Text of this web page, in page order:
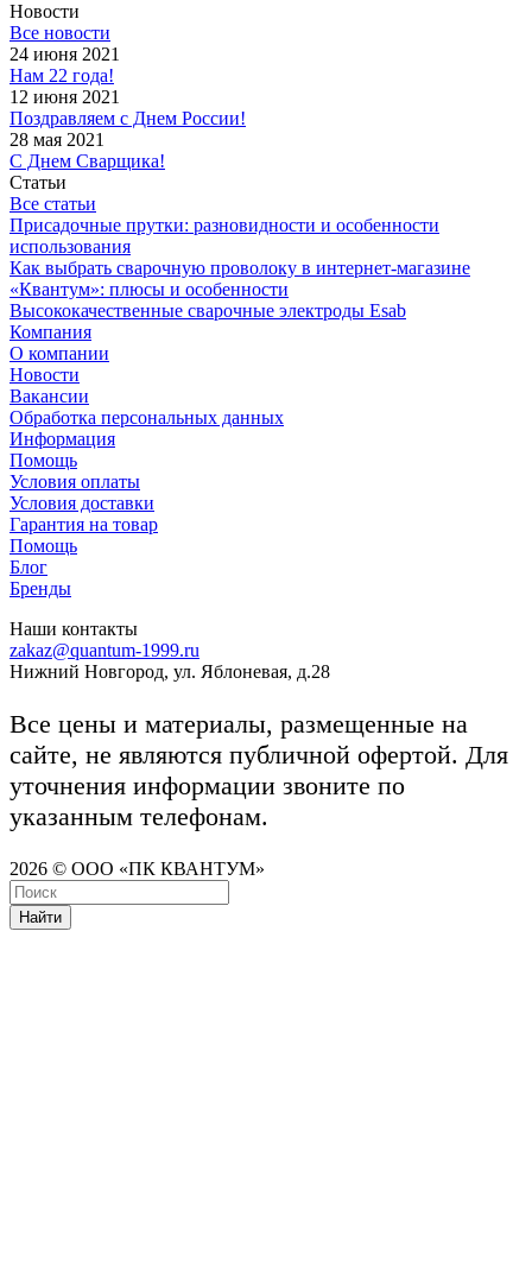
Новости
Все новости
24 июня 2021
Нам 22 года!
12 июня 2021
Поздравляем с Днем России!
28 мая 2021
С Днем Сварщика!
Статьи
Все статьи
Присадочные прутки: разновидности и особенности
использования
Как выбрать сварочную проволоку в интернет-магазине
«Квантум»: плюсы и особенности
Высококачественные сварочные электроды Esab
Компания
О компании
Новости
Вакансии
Обработка персональных данных
Информация
Помощь
Условия оплаты
Условия доставки
Гарантия на товар
Помощь
Блог
Бренды
Наши контакты
zakaz@quantum-1999.ru
Нижний Новгород, ул. Яблоневая, д.28
Все цены и материалы, размещенные на
сайте, не являются публичной офертой. Для
уточнения информации звоните по
указанным телефонам.
2026 © ООО «ПК КВАНТУМ»
Найти